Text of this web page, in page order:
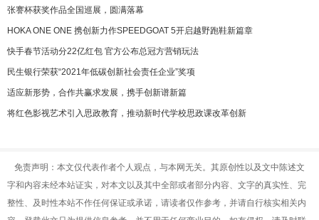
讯
财
富
文
化
张謇杯获奖作品全国巡展，圆满落幕
HOKA ONE ONE 携创新力作SPEEDGOAT 5开启越野跑鞋新篇章
快手春节活动分22亿红包 官方公布总冠方营销玩法
民生银行荣获“2021年低碳创新社会责任企业”奖项
适应新形势，合作共赢求发展，携手创新谱新篇
将红色影视艺术引入思政教育，推动新时代学校思政课改革创新
免责声明：本文仅代表作者个人观点，与本网无关。其原创性以及文中陈述文
字和内容未经本站证实，对本文以及其中全部或者部分内容、文字的真实性、完
整性、及时性本站不作任何保证或承诺，请读者仅作参考，并请自行核实相关内